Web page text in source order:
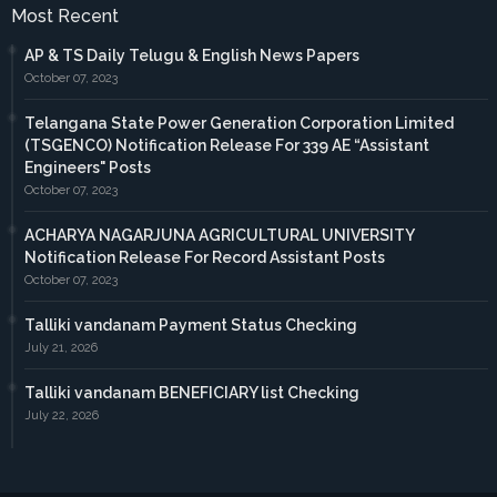
Most Recent
AP & TS Daily Telugu & English News Papers
October 07, 2023
Telangana State Power Generation Corporation Limited
(TSGENCO) Notification Release For 339 AE “Assistant
Engineers" Posts
October 07, 2023
ACHARYA NAGARJUNA AGRICULTURAL UNIVERSITY
Notification Release For Record Assistant Posts
October 07, 2023
Talliki vandanam Payment Status Checking
July 21, 2026
Talliki vandanam BENEFICIARY list Checking
July 22, 2026